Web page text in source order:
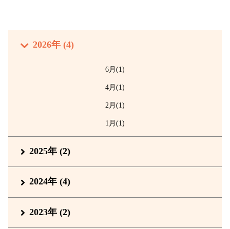
2026年 (4)
6月(1)
4月(1)
2月(1)
1月(1)
2025年 (2)
2024年 (4)
2023年 (2)